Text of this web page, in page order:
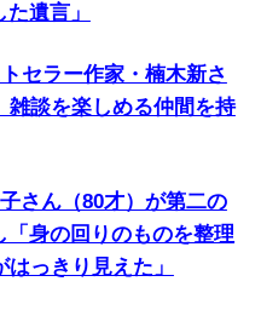
遺言」
セラー作家・楠木新さ
雑談を楽しめる仲間を持
さん（80才）が第二の
「身の回りのものを整理
っきり見えた」